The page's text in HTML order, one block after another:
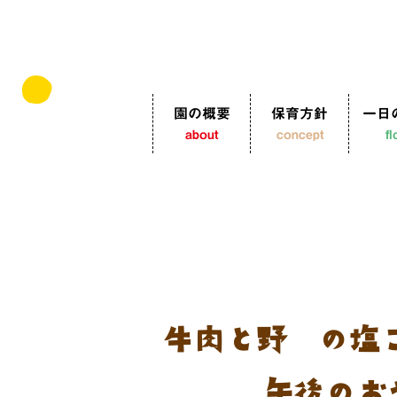
園の概要
about
保育方針
concept
一日
牛肉と野菜の